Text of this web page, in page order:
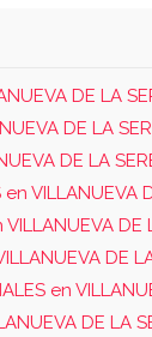
DE LA
DE LA
DE LA
VILLANUEVA
DE
DE
en
DE LA